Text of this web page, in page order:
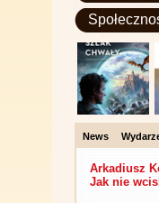
News
Arkadiusz
Jak nie